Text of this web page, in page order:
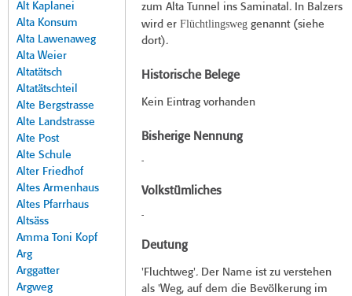
Alt Kaplanei
Alta Konsum
Alta Lawenaweg
Alta Weier
Altatätsch
Altatätschteil
Alte Bergstrasse
Alte Landstrasse
Alte Post
Alte Schule
Alter Friedhof
Altes Armenhaus
Altes Pfarrhaus
Altsäss
Amma Toni Kopf
Arg
Arggatter
Argweg
zum Alta Tunnel ins Saminatal. In Balzers
wird er Flüchtlingsweggenannt (siehe
dort).
Historische Belege
Kein Eintrag vorhanden
Bisherige Nennung
-
Volkstümliches
-
Deutung
'Fluchtweg'. Der Name ist zu verstehen
als 'Weg, auf dem die Bevölkerung im